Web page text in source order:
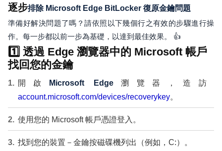
逐步排除 Microsoft Edge BitLocker 復原金鑰問題
準備好解決問題了嗎？請依照以下幾個行之有效的步驟進行操
作。每一步都以前一步為基礎，以達到最佳效果。 👍
1️⃣ 透過 Edge 瀏覽器中的 Microsoft 帳戶
找回您的金鑰
開啟 Microsoft Edge瀏覽器，造訪
account.microsoft.com/devices/recoverykey。
使用您的 Microsoft 帳戶憑證登入。
找到您的裝置－金鑰按磁碟機列出（例如，C:）。